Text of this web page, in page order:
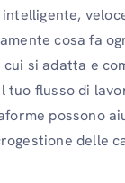
cosa fa
si adatta e
tuo flusso di
possono
delle